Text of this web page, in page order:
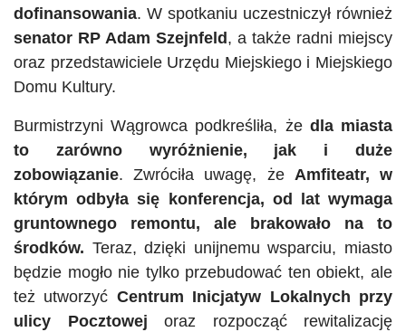
dofinansowania. W spotkaniu uczestniczył również
senator RP Adam Szejnfeld , a także radni miejscy
oraz przedstawiciele Urzędu Miejskiego i Miejskiego
Domu Kultury.
Burmistrzyni Wągrowca podkreśliła, że dla miasta
to zarówno wyróżnienie, jak i duże
zobowiązanie. Zwróciła uwagę, że Amfiteatr, w
którym odbyła się konferencja, od lat wymaga
gruntownego remontu, ale brakowało na to
środków. Teraz, dzięki unijnemu wsparciu, miasto
będzie mogło nie tylko przebudować ten obiekt, ale
też utworzyć Centrum Inicjatyw Lokalnych przy
ulicy Pocztowej oraz rozpocząć rewitalizację